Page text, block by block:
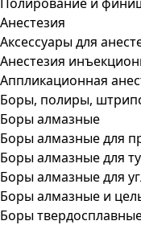
Анестезия
Аксессуары для
Анестезия
Аппликационная
Боры, полиры,
Боры алмазные
Боры алмазные для
Боры алмазные для
Боры алмазные для
Боры алмазные и
Боры